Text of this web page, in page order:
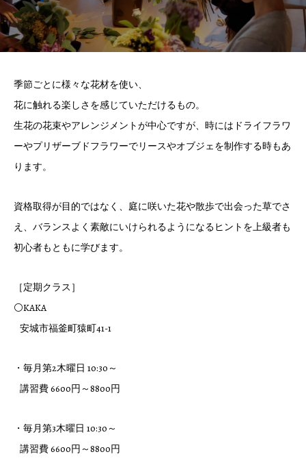
季節ごとに様々な花材を使い、
花に触れる楽しさを感じていただけるもの。
生花の花束やアレンジメントが中心ですが、時にはドライフラワ
ーやプリザーブドフラワーでリースやオブジェを制作する時もあ
ります。
資格取得が目的ではなく、庭に咲いた花や散歩で出会った草でさ
え、バランスよく素敵にいけられるようになるヒントを上級者も
初心者もともに学びます。
［定期クラス］
⚪KAKA
安城市福釜町猿町41-1
・毎月第2木曜日 10:30～
講習費 6600円～8800円
・毎月第3木曜日 10:30～
講習費 6600円～8800円